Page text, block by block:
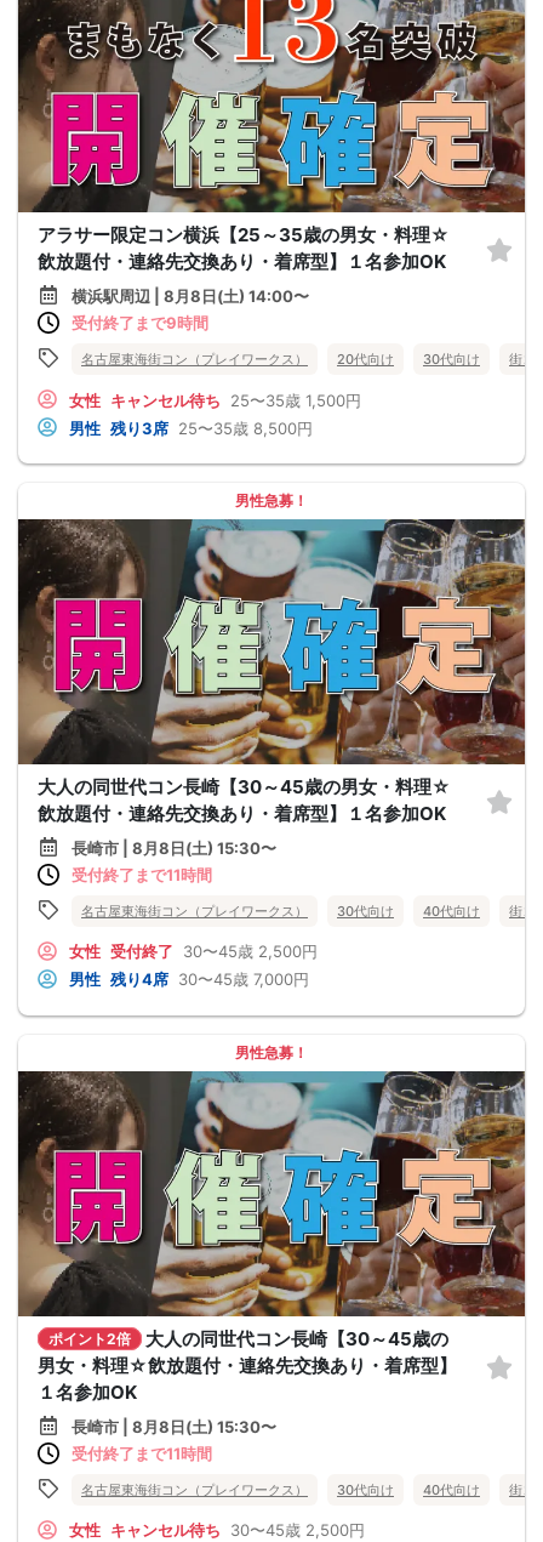
アラサー限定コン横浜【25～35歳の男女・料理☆
飲放題付・連絡先交換あり・着席型】１名参加OK
横浜駅周辺 | 8月8日(土) 14:00〜
受付終了まで9時間
名古屋東海街コン（プレイワークス） 20代向け 30代向け 街コ
女性 キャンセル待ち 25〜35歳 1,500円
男性 残り3席 25〜35歳 8,500円
男性急募！
大人の同世代コン長崎【30～45歳の男女・料理☆
飲放題付・連絡先交換あり・着席型】１名参加OK
長崎市 | 8月8日(土) 15:30〜
受付終了まで11時間
名古屋東海街コン（プレイワークス） 30代向け 40代向け 街コ
女性 受付終了 30〜45歳 2,500円
男性 残り4席 30〜45歳 7,000円
男性急募！
ポイント2倍
大人の同世代コン長崎【30～45歳の
男女・料理☆飲放題付・連絡先交換あり・着席型】
１名参加OK
長崎市 | 8月8日(土) 15:30〜
受付終了まで11時間
名古屋東海街コン（プレイワークス） 30代向け 40代向け 街コ
女性 キャンセル待ち 30〜45歳 2,500円